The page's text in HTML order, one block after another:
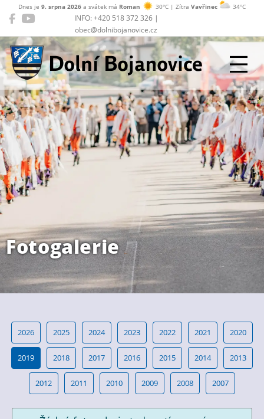
INFO: +420 518 372 326 |
obec@dolnibojanovice.cz
Dnes je 9. srpna 2026 a svátek má Roman 30°C | Zítra Vavřinec 34°C
Dolní Bojanovice
Fotogalerie
2026 2025 2024 2023 2022 2021 2020
2019 2018 2017 2016 2015 2014 2013
2012 2011 2010 2009 2008 2007